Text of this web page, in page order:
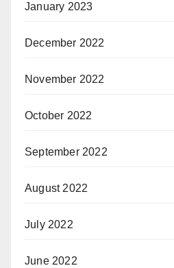
January 2023
December 2022
November 2022
October 2022
September 2022
August 2022
July 2022
June 2022